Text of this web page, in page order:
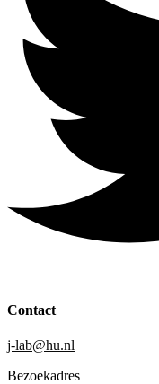
Contact
j-lab@hu.nl
Bezoekadres